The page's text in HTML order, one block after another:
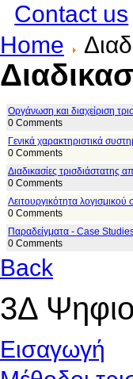
Contact us
Home
Οργάνωση και διαχείριση
0 Comments
Γενικά χαρακτηριστικά
0 Comments
Διαδικασίες τρισδιάστατης
0 Comments
Λειτουργικότητα
0 Comments
Παραδείγματα - Case
0 Comments
Back
3Δ
Εισαγωγή